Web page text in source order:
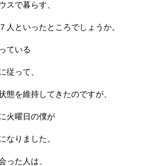
スで暮らす、
人といったところでしょうか。
ている
従って、
態を維持してきたのですが、
火曜日の僕が
なりました。
った人は、